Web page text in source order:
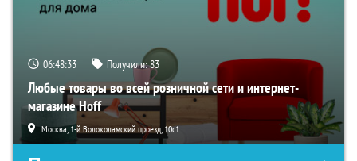
06:48:31 Получили:83
Любые товары во всей розничной сети и интернет-
магазине Hoff
Москва, 1-й Волоколамский проезд, 10с1